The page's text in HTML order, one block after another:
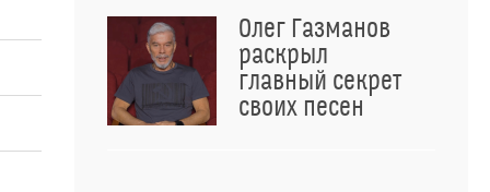
Олег Газманов
раскрыл
главный секрет
своих песен